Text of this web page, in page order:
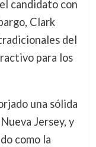
candidato con
Clark
del
para los
una sólida
Jersey, y
como la